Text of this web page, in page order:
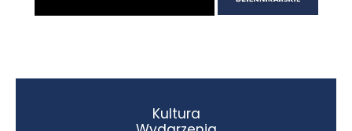
Kultura